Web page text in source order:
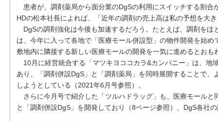
患者が、調剤薬局から面分業のDgSの利用にスイッチする割合
HDの松本社長によれば、「近年の調剤の売上高は私の予想を大
DgSの調剤強化は今後も加速するだろう。たとえば、調剤をほ
は、今年に入って各地で「医療モール併設型」の物件開発を始
敷地内に隣接する新しい医療モールの開発を一気に進めるとおも
10月に経営統合する「マツキヨココカラ&カンパニー」は、地
あり、「調剤併設DgS」と「調剤薬局」を同時展開することで
しようとしている（2021年6月号参照）。
さらに今月号で紹介した「ツルハドラッグ」も、医療モールと
と「調剤併設DgS」を開発しており（8ページ参照）、DgS各社